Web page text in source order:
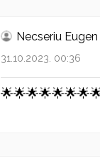
Necseriu Eugen
31.10.2023. 00:36